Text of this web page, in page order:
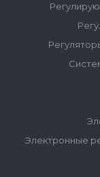
Электронные